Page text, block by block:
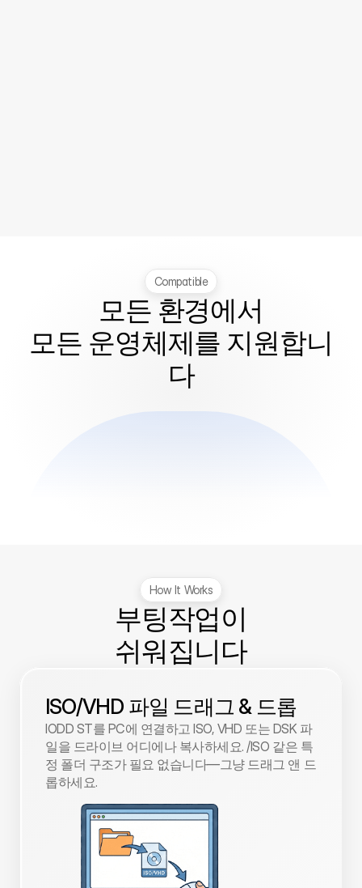
Compatible
모든 환경에서
모든 운영체제를 지원합니
다
How It Works
부팅작업이
쉬워집니다
ISO/VHD 파일 드래그 & 드롭
IODD ST를 PC에 연결하고 ISO, VHD 또는 DSK 파
일을 드라이브 어디에나 복사하세요. /ISO 같은 특
정 폴더 구조가 필요 없습니다—그냥 드래그 앤 드
롭하세요.